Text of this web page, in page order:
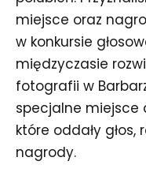
miejsce oraz
w konkursie
międzyczasie
fotografii w
specjalne miejsce
które oddały
nagrody.